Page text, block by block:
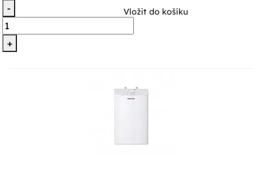
-
+
Vložit do košíku